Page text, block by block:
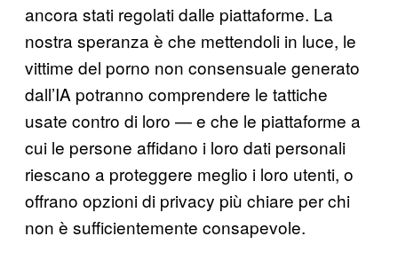
ancora stati regolati dalle piattaforme. La
nostra speranza è che mettendoli in luce, le
vittime del porno non consensuale generato
dall’IA potranno comprendere le tattiche
usate contro di loro — e che le piattaforme a
cui le persone affidano i loro dati personali
riescano a proteggere meglio i loro utenti, o
offrano opzioni di privacy più chiare per chi
non è sufficientemente consapevole.